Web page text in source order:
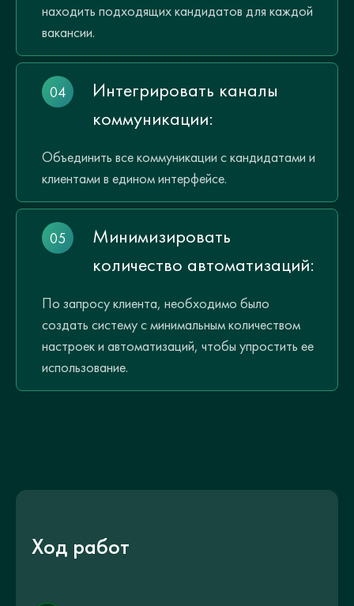
находить подходящих кандидатов для каждой
вакансии.
Интегрировать каналы
коммуникации:
Объединить все коммуникации с кандидатами и
клиентами в едином интерфейсе.
Минимизировать
количество автоматизаций:
По запросу клиента, необходимо было
создать систему с минимальным количеством
настроек и автоматизаций, чтобы упростить ее
использование.
Ход работ